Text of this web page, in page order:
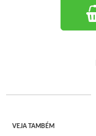
VEJA TAMBÉM